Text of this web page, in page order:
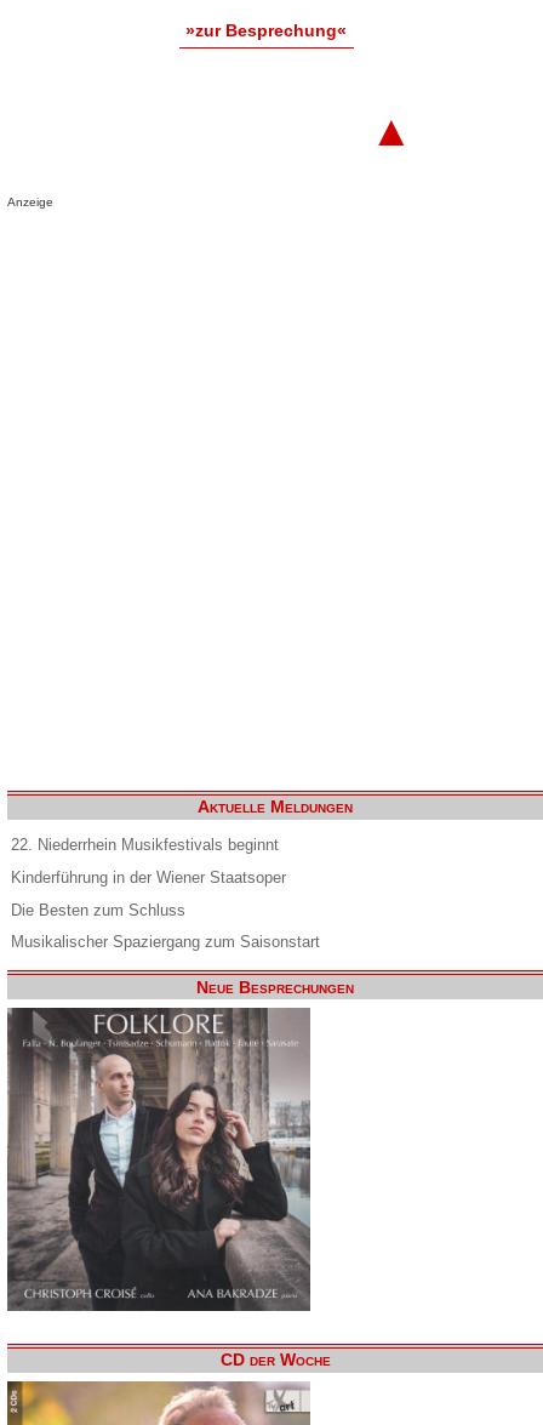
»zur Besprechung«
▲
Anzeige
Aktuelle Meldungen
22. Niederrhein Musikfestivals beginnt
Kinderführung in der Wiener Staatsoper
Die Besten zum Schluss
Musikalischer Spaziergang zum Saisonstart
Neue Besprechungen
CD der Woche